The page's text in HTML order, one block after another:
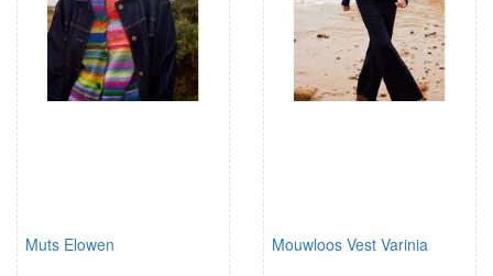
Muts Elowen Mouwloos Vest Varinia